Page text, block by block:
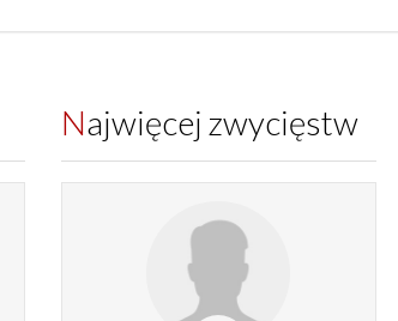
Najwięcej zwycięstw